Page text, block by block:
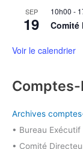
SEP
19
10h00 -
Comité
Voir le calendrier
Comptes-
Archives
• Bureau Exécutif
• Comité